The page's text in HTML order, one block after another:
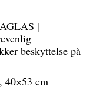
|
beskyttelse på
40×53 cm